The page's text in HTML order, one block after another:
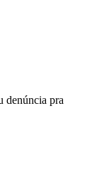
denúncia pra